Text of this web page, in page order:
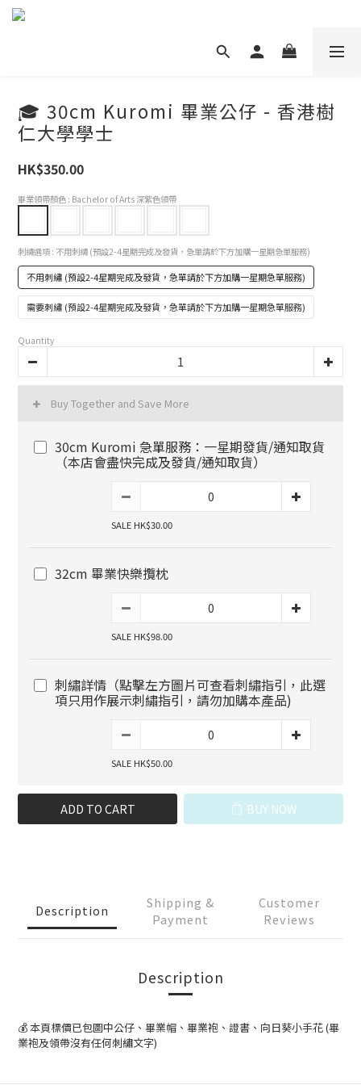
🎓 30cm Kuromi 畢業公仔 - 香港樹
仁大學學士
HK$350.00
畢業領帶顏色 : Bachelor of Arts 深紫色領帶
刺繡選項 : 不用刺繡 (預設2-4星期完成及發貨，急單請於下方加購一星期急單服務)
不用刺繡 (預設2-4星期完成及發貨，急單請於下方加購一星期急單服務)
需要刺繡 (預設2-4星期完成及發貨，急單請於下方加購一星期急單服務)
Quantity
Buy Together and Save More
30cm Kuromi 急單服務：一星期發貨/通知取貨
（本店會盡快完成及發貨/通知取貨）
SALE HK$30.00
32cm 畢業快樂攬枕
SALE HK$98.00
刺繡詳情（點擊左方圖片可查看刺繡指引，此選
項只用作展示刺繡指引，請勿加購本產品)
SALE HK$50.00
ADD TO CART BUY NOW
Description
Shipping &
Payment
Customer
Reviews
Description
💰 本頁標價已包圖中公仔、畢業帽、畢業袍、證書、向日葵小手花 (畢
業袍及領帶沒有任何刺繡文字)